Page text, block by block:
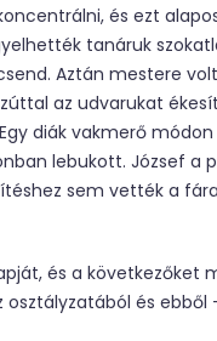
és ezt
tanáruk
Aztán mestere
az udvarukat
diák vakmerő
lebukott. József
sem vették a
és a következőket
osztályzatából és